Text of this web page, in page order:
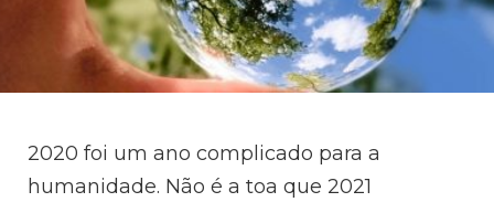
2020 foi um ano complicado para a
humanidade. Não é a toa que 2021